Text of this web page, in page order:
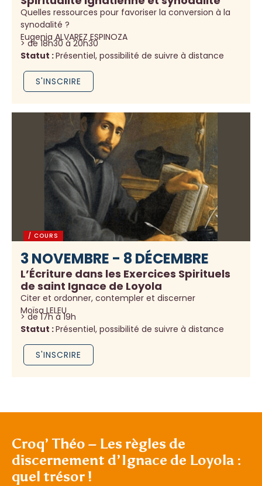
Quelles ressources pour favoriser la conversion à la
synodalité ?
Eugenia ALVAREZ ESPINOZA
> de 18h30 à 20h30
Statut :Présentiel, possibilité de suivre à distance
S'INSCRIRE
/ COURS
3 NOVEMBRE - 8 DÉCEMBRE
L’Écriture dans les Exercices Spirituels
de saint Ignace de Loyola
Citer et ordonner, contempler et discerner
Moïsa LELEU
> de 17h à 19h
Statut :Présentiel, possibilité de suivre à distance
S'INSCRIRE
Croq’ Théo – Les règles de
discernement d’Ignace de Loyola :
quel trésor !